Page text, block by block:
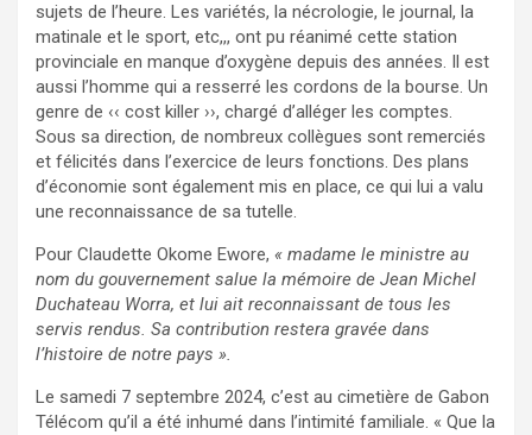
sujets de l’heure. Les variétés, la nécrologie, le journal, la
matinale et le sport, etc,,, ont pu réanimé cette station
provinciale en manque d’oxygène depuis des années. Il est
aussi l’homme qui a resserré les cordons de la bourse. Un
genre de ‹‹ cost killer ››, chargé d’alléger les comptes.
Sous sa direction, de nombreux collègues sont remerciés
et félicités dans l’exercice de leurs fonctions. Des plans
d’économie sont également mis en place, ce qui lui a valu
une reconnaissance de sa tutelle.
Pour Claudette Okome Ewore, « madame le ministre au
nom du gouvernement salue la mémoire de Jean Michel
Duchateau Worra, et lui ait reconnaissant de tous les
servis rendus. Sa contribution restera gravée dans
l’histoire de notre pays ».
Le samedi 7 septembre 2024, c’est au cimetière de Gabon
Télécom qu’il a été inhumé dans l’intimité familiale. « Que la